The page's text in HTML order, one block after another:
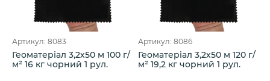
Артикул: 8083
Геоматеріал 3,2х50 м 100 г/
м² 16 кг чорний 1 рул.
Артикул: 8086
Геоматеріал 3,2х50 м 120 г/
м² 19,2 кг чорний 1 рул.